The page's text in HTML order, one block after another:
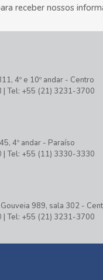
receber nossos
4º e 10º andar - Centro
| Tel: +55 (21) 3231-3700
4º andar - Paraíso
| Tel: +55 (11) 3330-3330
989, sala 302 -
| Tel: +55 (21) 3231-3700